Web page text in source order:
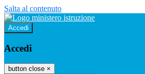
Salta al contenuto
Accedi
Accedi
button close ×